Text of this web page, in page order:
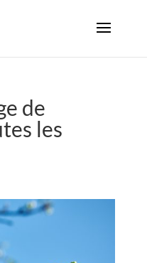
de
les